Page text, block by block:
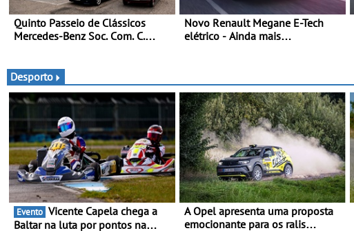
Quinto Passeio de Clássicos
Mercedes-Benz Soc. Com. C.
Novo Renault Megane E-Tech
elétrico - Ainda mais
Desporto
Evento
Baltar na luta por pontos na
A Opel apresenta uma proposta
emocionante para os ralis